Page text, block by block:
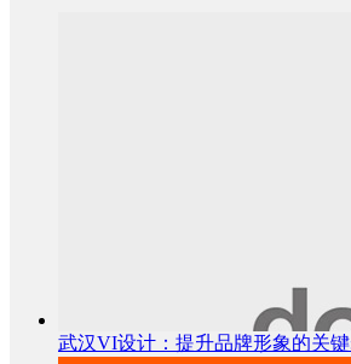
武汉VI设计：提升品牌形象的关